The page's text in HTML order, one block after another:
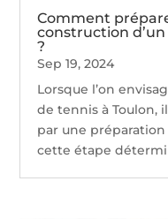
Comment
construction
?
Sep 19, 2024
Lorsque l’on
de tennis à Toulon,
par une
cette étape